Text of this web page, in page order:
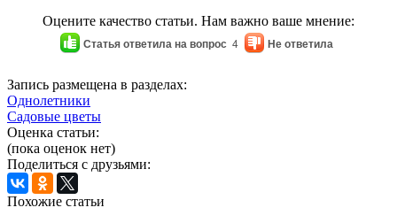
Оцените качество статьи. Нам важно ваше мнение:
Статья ответила на вопрос 4 Не ответила
Запись размещена в разделах:
Однолетники
Садовые цветы
Оценка статьи:
(пока оценок нет)
Поделиться с друзьями:
Похожие статьи